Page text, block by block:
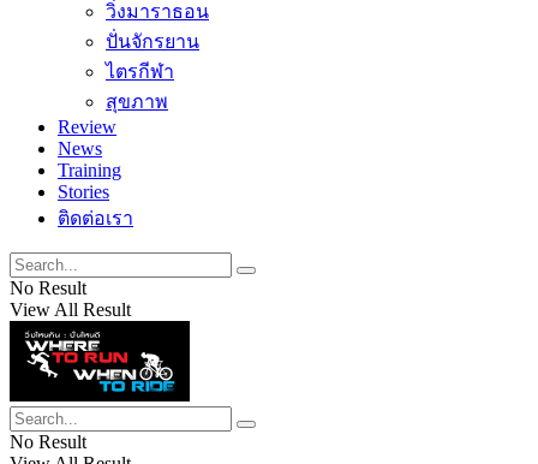
วิ่งมาราธอน
ปั่นจักรยาน
ไตรกีฬา
สุขภาพ
Review
News
Training
Stories
ติดต่อเรา
No Result
View All Result
No Result